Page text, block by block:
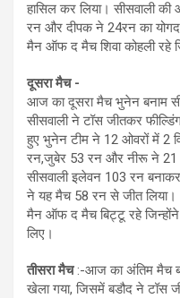
हासिल कर लिया। सीसवाली
रन और दीपक ने 24रन का
मैन ऑफ द मैच शिवा कोहली रहे
दूसरा मैच -
आज का दूसरा मैच भुनेन बनाम
सीसवाली ने टॉस जीतकर
हुए भुनेन टीम ने 12 ओवरों में 2
रन,जुबेर 53 रन और नीरू ने 21
सीसवाली इलेवन 103 रन
ने यह मैच 58 रन से जीत लिया।
मैन ऑफ द मैच बिट्टू रहे
लिए।
तीसरा मैच:-आज का अंतिम मैच
खेला गया, जिसमें बडौद ने टॉस